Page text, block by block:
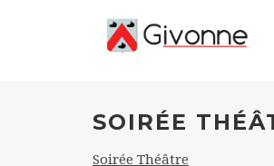
SOIRÉE
Soirée Théâtre